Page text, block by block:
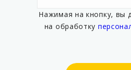
Нажимая на кнопку, вы
на обработку